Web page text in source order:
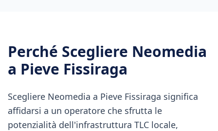
Perché Scegliere Neomedia
a Pieve Fissiraga
Scegliere Neomedia a Pieve Fissiraga significa
affidarsi a un operatore che sfrutta le
potenzialità dell'infrastruttura TLC locale,